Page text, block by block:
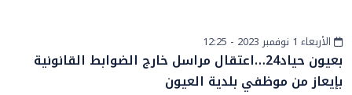
أخبار الصحراءالأربعاء 1 نوفمبر 2023 - 12:25
بعيون حياد24…اعتقال مراسل خارج الضوابط القانونية
بإيعاز من موظفي بلدية العيون